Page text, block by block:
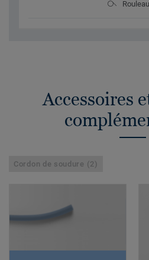
Accessoires
Cordon de soudure (2)